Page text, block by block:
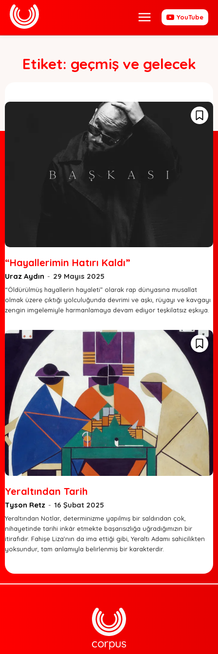
YouTube
Etiket: geçmiş ve gelecek
“Hayallerimin Hatırı Kaldı”
Uraz Aydın - 29 Mayıs 2025
“Öldürülmüş hayallerin hayaleti” olarak rap dünyasına musallat
olmak üzere çıktığı yolculuğunda devrimi ve aşkı, rüyayı ve kavgayı
zengin imgelemiyle harmanlamaya devam ediyor teşkilatsız eşkıya.
Yeraltından Tarih
Tyson Retz - 16 Şubat 2025
Yeraltından Notlar, determinizme yapılmış bir saldırıdan çok,
nihayetinde tarihi inkâr etmekte başarısızlığa uğradığımızın bir
itirafıdır. Fahişe Liza’nın da ima ettiği gibi, Yeraltı Adamı sahicilikten
yoksundur, tam anlamıyla belirlenmiş bir karakterdir.